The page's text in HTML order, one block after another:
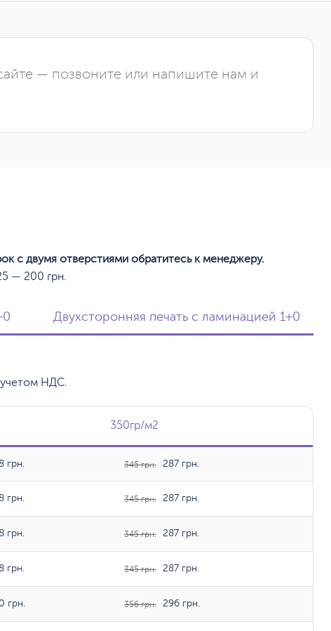
— позвоните или напишите нам и
с двумя отверстиями обратитесь к менеджеру.
— 200 грн.
Двухсторонняя печать с ламинацией 1+0
НДС.
350гр/м2
350гр/м2
грн. 345 грн. 287 грн.
грн. 345 грн. 287 грн.
грн. 345 грн. 287 грн.
грн. 345 грн. 287 грн.
грн. 356 грн. 296 грн.